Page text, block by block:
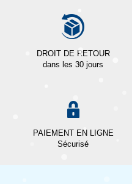
DROIT DE RETOUR
dans les 30 jours
PAIEMENT EN LIGNE
Sécurisé